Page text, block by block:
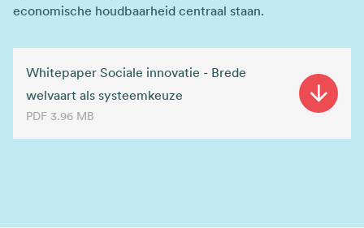
economische houdbaarheid centraal staan.
Whitepaper Sociale innovatie - Brede
welvaart als systeemkeuze
PDF 3.96 MB